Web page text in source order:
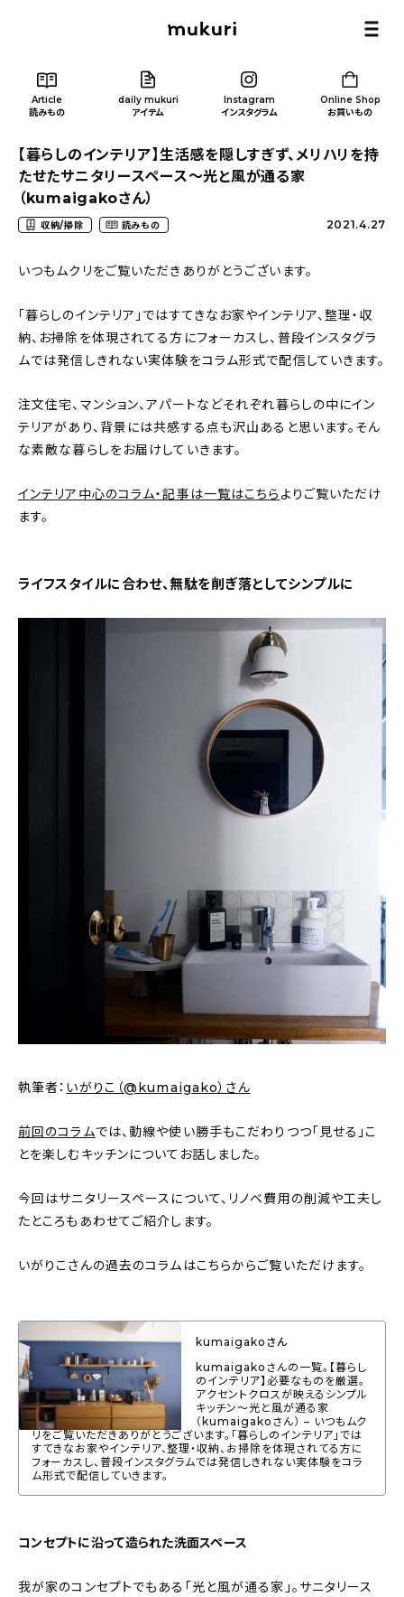
Article
読みもの
daily mukuri
アイテム
Instagram
インスタグラム
Online Shop
お買いもの
新着記事
おすすめの記事
インテリア
ギフト
About
会社概要
【暮らしのインテリア】生活感を隠しすぎず、メリハリを持
たせたサニタリースペース〜光と風が通る家
（kumaigakoさん）
収納/掃除 読みもの 2021.4.27
いつもムクリをご覧いただきありがとうございます。
「暮らしのインテリア」ではすてきなお家やインテリア、整理・収
納、お掃除を体現されてる方にフォーカスし、普段インスタグラ
ムでは発信しきれない実体験をコラム形式で配信していきます。
注文住宅、マンション、アパートなどそれぞれ暮らしの中にイン
テリアがあり、背景には共感する点も沢山あると思います。そん
な素敵な暮らしをお届けしていきます。
インテリア中心のコラム・記事は一覧はこちら よりご覧いただけ
ます。
ライフスタイルに合わせ、無駄を削ぎ落としてシンプルに
執筆者： いがりこ（@kumaigako）さん
前回のコラムでは、動線や使い勝手もこだわりつつ「見せる」こ
とを楽しむキッチンについてお話しました。
今回はサニタリースペースについて、リノベ費用の削減や工夫し
たところもあわせてご紹介します。
いがりこさんの過去のコラムはこちらからご覧いただけます。
kumaigakoさん
kumaigakoさんの一覧。【暮らし
のインテリア】必要なものを厳選。
アクセントクロスが映えるシンプル
キッチン〜光と風が通る家
（kumaigakoさん） – いつもムク
リをご覧いただきありがとうございます。「暮らしのインテリア」では
すてきなお家やインテリア、整理・収納、お掃除を体現されてる方に
フォーカスし、普段インスタグラムでは発信しきれない実体験をコラ
ム形式で配信していきます。
コンセプトに沿って造られた洗面スペース
我が家のコンセプトでもある「光と風が通る家」。サニタリース